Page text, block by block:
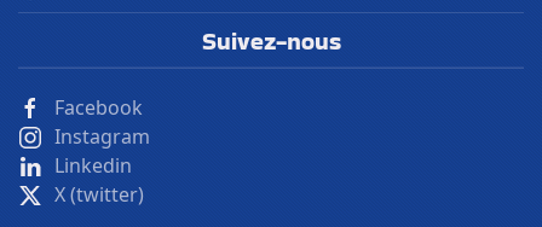
Suivez-nous
Facebook
Instagram
Linkedin
X (twitter)